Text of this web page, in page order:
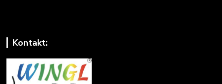
Kontakt: